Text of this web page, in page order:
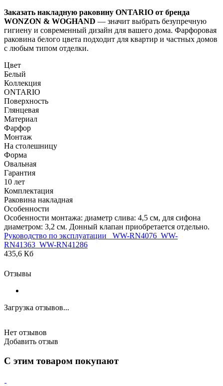
Заказать накладную раковину ONTARIO от бренда
WONZON & WOGHAND — значит выбрать безупречную
гигиену и современный дизайн для вашего дома. Фарфоровая
раковина белого цвета подходит для квартир и частных домов
с любым типом отделки.
Цвет
Белый
Коллекция
ONTARIO
Поверхность
Глянцевая
Материал
Фарфор
Монтаж
На столешницу
Форма
Овальная
Гарантия
10 лет
Комплектация
Раковина накладная
Особенности
Особенности монтажа: диаметр слива: 4,5 см, для сифона
диаметром: 3,2 см. Донный клапан приобретается отдельно.
Руководство по эксплуатации_ WW-RN4076_WW-
RN41363_WW-RN41286
435,6 Кб
Отзывы
Загрузка отзывов...
Нет отзывов
Добавить отзыв
С этим товаром покупают